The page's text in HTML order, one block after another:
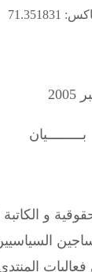
71.351831
بـــــــــيان
و الكاتبة